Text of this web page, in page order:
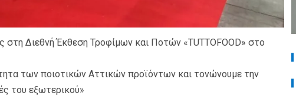
στη Διεθνή Έκθεση Τροφίμων και Ποτών «TUTTOFOOD» στο
των ποιοτικών Αττικών προϊόντων και τονώνουμε την
του εξωτερικού»